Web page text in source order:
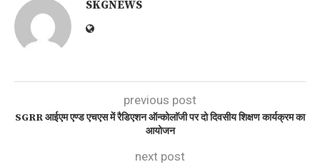
SKGNEWS
previous post
SGRR आईएम एण्ड एचएस में रैडिएशन ऑन्कोलाॅजी पर दो दिवसीय शिक्षण कार्यक्रम का
आयोजन
next post